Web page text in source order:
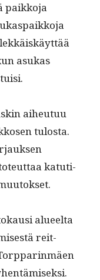
paikko­ja
asukas
aiheutuu
tulosta.
katu­ti­
alueelta
reit­